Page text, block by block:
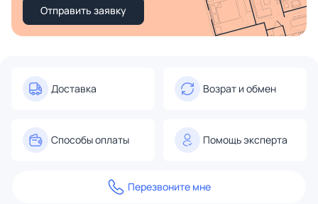
Отправить заявку
Доставка Возрат и обмен
Способы оплаты Помощь эксперта
Перезвоните мне